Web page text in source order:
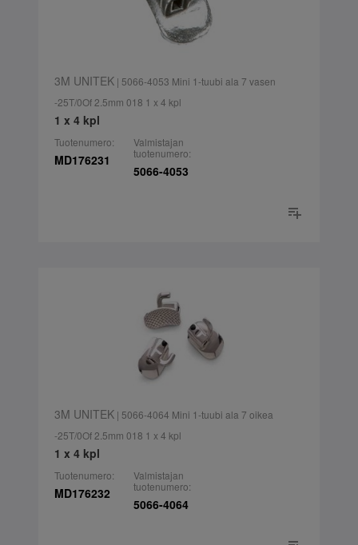
3M UNITEK| 5066-4053 Mini 1-tuubi ala 7 vasen
-25T/0Of 2.5mm 018 1 x 4 kpl
1 x 4 kpl
Tuotenumero:
MD176231
Valmistajan
tuotenumero:
5066-4053
3M UNITEK| 5066-4064 Mini 1-tuubi ala 7 oikea
-25T/0Of 2.5mm 018 1 x 4 kpl
1 x 4 kpl
Tuotenumero:
MD176232
Valmistajan
tuotenumero:
5066-4064